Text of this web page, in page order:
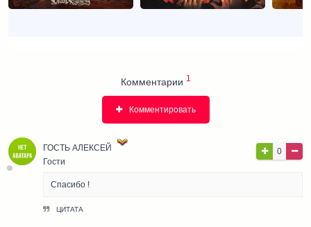
Комментарии 1
Комментировать
ГОСТЬ АЛЕКСЕЙ
Гости
0
Спасибо !
ЦИТАТА